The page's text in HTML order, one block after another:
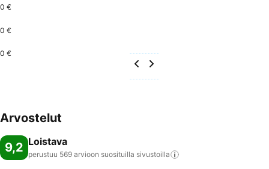
0 €
0 €
0 €
Arvostelut
9,2 Loistava
perustuu 569 arvioon suosituilla sivustoilla